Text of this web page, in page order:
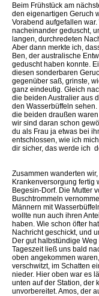
Beim Frühstück am
den eigenartigen Geruch
Vorabend aufgefallen
nacheinander geduscht,
langen, durchredeten
Aber dann merkte ich,
Ben, der australische
geduscht haben konnte.
diesen sonderbaren
gegenüber saß, grinste,
ganz eindeutig. Gleich
die beiden Australier aus
den Wasserbüffeln sehen.
die beiden draußen waren
wir sind daran schon
du als Frau ja etwas bei
entschlossen, wie ich
dir sicher, das werde ich 
Zusammen wanderten
Krankenversorgung fertig
Begesin-Dorf. Die Mutter
Buschtrommeln
Männern mit
wollte nun auch ihren
haben. Wie schon öfter
Nachricht geschickt, und
Der gut halbstündige
Tageszeit ließ uns bald
oben angekommen
verschwitzt, im Schatten
nieder. Hier oben war es
unten auf der Station, der
unvorbereitet. Amos, der